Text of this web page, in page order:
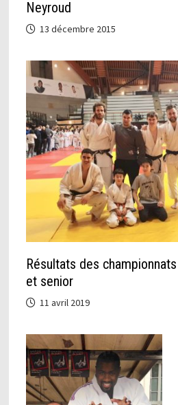
Neyroud
13 décembre 2015
Résultats des
et senior
11 avril 2019